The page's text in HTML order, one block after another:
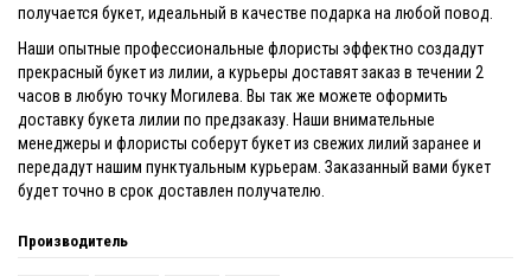
получается букет, идеальный в качестве подарка на любой повод.
Наши опытные профессиональные флористы эффектно создадут
прекрасный букет из лилии, а курьеры доставят заказ в течении 2
часов в любую точку Могилева. Вы так же можете оформить
доставку букета лилии по предзаказу. Наши внимательные
менеджеры и флористы соберут букет из свежих лилий заранее и
передадут нашим пунктуальным курьерам. Заказанный вами букет
будет точно в срок доставлен получателю.
Производитель